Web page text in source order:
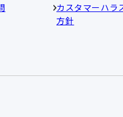
カスタマーハラ
方針